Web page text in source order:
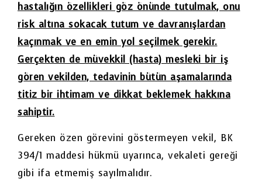
hastalığın özellikleri göz önünde tutulmak, onu
risk altına sokacak tutum ve davranışlardan
kaçınmak ve en emin yol seçilmek gerekir.
Gerçekten de müvekkil (hasta) mesleki bir iş
gören vekilden, tedavinin bütün aşamalarında
titiz bir ihtimam ve dikkat beklemek hakkına
sahiptir.
Gereken özen görevini göstermeyen vekil, BK
394/1 maddesi hükmü uyarınca, vekaleti gereği
gibi ifa etmemiş sayılmalıdır.